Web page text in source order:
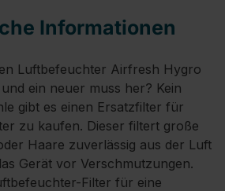
Informationen
Luftbefeuchter Airfresh Hygro
ein neuer muss her? Kein
gibt es einen Ersatzfilter für
zu kaufen. Dieser filtert große
Haare zuverlässig aus der Luft
Gerät vor Verschmutzungen.
Filter für eine